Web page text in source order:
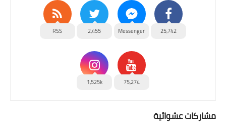
25,742
Messenger
2,455
RSS
75,274
1,525k
مشاركات عشوائية